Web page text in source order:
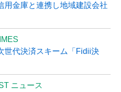
用金庫と連携し地域建設会社
世代決済スキーム「Fidii決
ニュース